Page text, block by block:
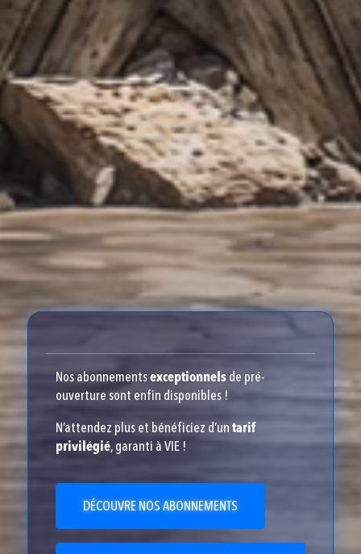
Nos abonnementsexceptionnelsde pré-
ouverture sont enfin disponibles !
N’attendez plus et bénéficiez d’untarif
privilégié, garanti à VIE !
DÉCOUVRE NOS ABONNEMENTS